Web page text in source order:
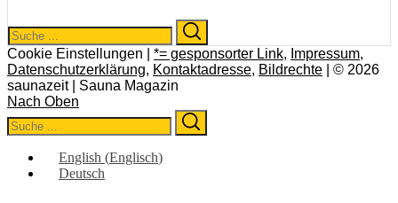
Search
for:
Cookie Einstellungen | *= gesponsorter Link, Impressum,
Datenschutzerklärung, Kontaktadresse, Bildrechte | © 2026
saunazeit | Sauna Magazin
Nach Oben
Search
for:
English (Englisch)
Deutsch